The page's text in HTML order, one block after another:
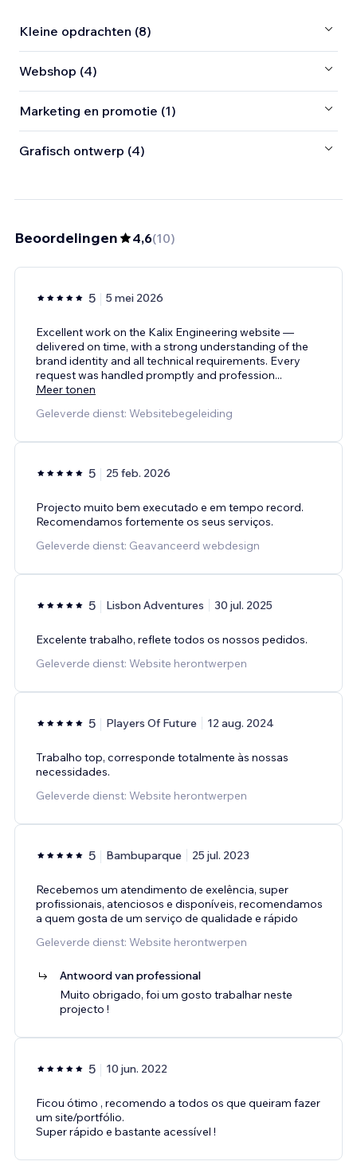
Kleine opdrachten (8)
Webshop (4)
Marketing en promotie (1)
Grafisch ontwerp (4)
Beoordelingen 4,6(10)
5 5 mei 2026
Excellent work on the Kalix Engineering website —
delivered on time, with a strong understanding of the
brand identity and all technical requirements. Every
request was handled promptly and profession...
Meer tonen
Geleverde dienst: Websitebegeleiding
5 25 feb. 2026
Projecto muito bem executado e em tempo record.
Recomendamos fortemente os seus serviços.
Geleverde dienst: Geavanceerd webdesign
5 Lisbon Adventures 30 jul. 2025
Excelente trabalho, reflete todos os nossos pedidos.
Geleverde dienst: Website herontwerpen
5 Players Of Future 12 aug. 2024
Trabalho top, corresponde totalmente às nossas
necessidades.
Geleverde dienst: Website herontwerpen
5 Bambuparque 25 jul. 2023
Recebemos um atendimento de exelência, super
profissionais, atenciosos e disponíveis, recomendamos
a quem gosta de um serviço de qualidade e rápido
Geleverde dienst: Website herontwerpen
Antwoord van professional
Muito obrigado, foi um gosto trabalhar neste
projecto !
5 10 jun. 2022
Ficou ótimo , recomendo a todos os que queiram fazer
um site/portfólio.
Super rápido e bastante acessível !